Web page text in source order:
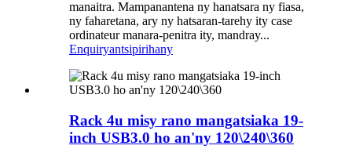
manaitra. Mampanantena ny hanatsara ny fiasa,
ny faharetana, ary ny hatsaran-tarehy ity case
ordinateur manara-penitra ity, mandray...
Enquiryantsipirihany
Rack 4u misy rano mangatsiaka 19-
inch USB3.0 ho an'ny 120\240\360